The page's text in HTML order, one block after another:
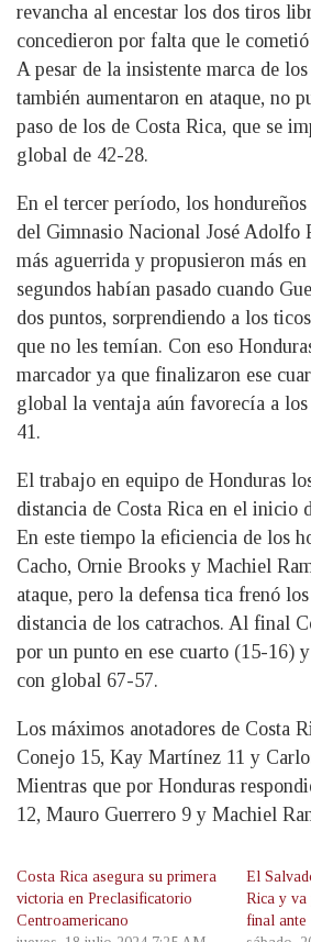
revancha al encestar los dos tiros
concedieron por falta que le
A pesar de la insistente marca de
también aumentaron en ataque, no
paso de los de Costa Rica, que se
global de 42-28.
En el tercer período, los
del Gimnasio Nacional José Adolfo
más aguerrida y propusieron más
segundos habían pasado cuando
dos puntos, sorprendiendo a los
que no les temían. Con eso
marcador ya que finalizaron ese
global la ventaja aún favorecía a
41.
El trabajo en equipo de Honduras
distancia de Costa Rica en el inicio
En este tiempo la eficiencia de los
Cacho, Ornie Brooks y Machiel
ataque, pero la defensa tica frenó
distancia de los catrachos. Al final
por un punto en ese cuarto (15-16)
con global 67-57.
Los máximos anotadores de Costa
Conejo 15, Kay Martínez 11 y
Mientras que por Honduras
12, Mauro Guerrero 9 y Machiel
Costa Rica asegura su primera
victoria en Preclasificatorio
Centroamericano
El
Rica y
final ante